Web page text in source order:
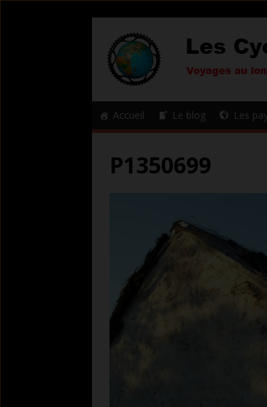
Accueil Le blog Les
P1350699